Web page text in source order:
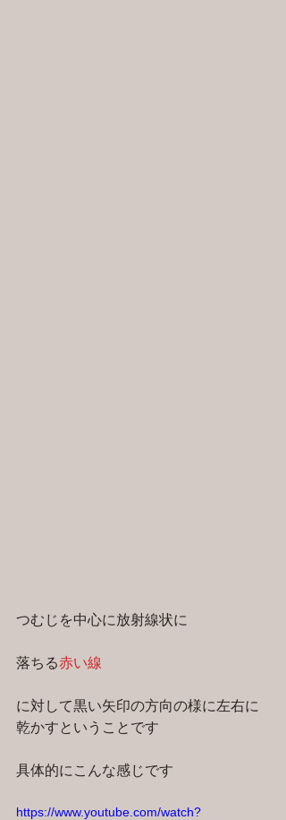
つむじを中心に放射線状に
落ちる赤い線
に対して黒い矢印の方向の様に左右に
乾かすということです
具体的にこんな感じです
https://www.youtube.com/watch?